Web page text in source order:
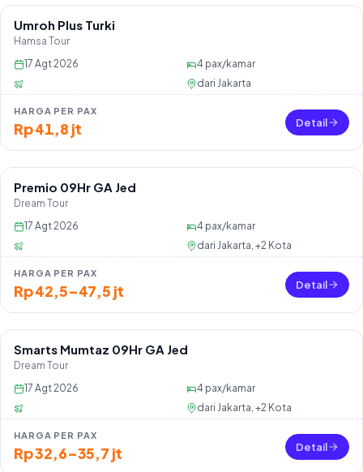
Sisa 30 seat
Umroh Plus Turki
Hamsa Tour
17 Agt 2026
4 pax/kamar
dari Jakarta
HARGA PER PAX
Rp 41,8 jt Detail
Sisa 36 seat
Premio 09Hr GA Jed
Dream Tour
17 Agt 2026
4 pax/kamar
dari Jakarta, +2 Kota
HARGA PER PAX
Rp 42,5–47,5 jt Detail
Sisa 20 seat
Smarts Mumtaz 09Hr GA Jed
Dream Tour
17 Agt 2026
4 pax/kamar
dari Jakarta, +2 Kota
HARGA PER PAX
Rp 32,6–35,7 jt Detail